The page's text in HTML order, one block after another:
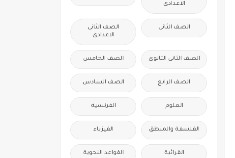
الاعدادى
الصف الثانى
الصف الثانى
الاعدادى
الصف الثانى الثانوى الصف الخامس
الصف الرابع الصف السادس
العلوم الفرنسيه
الفلسفة والمنطق الفيزياء
القرائية القواعد النحوية